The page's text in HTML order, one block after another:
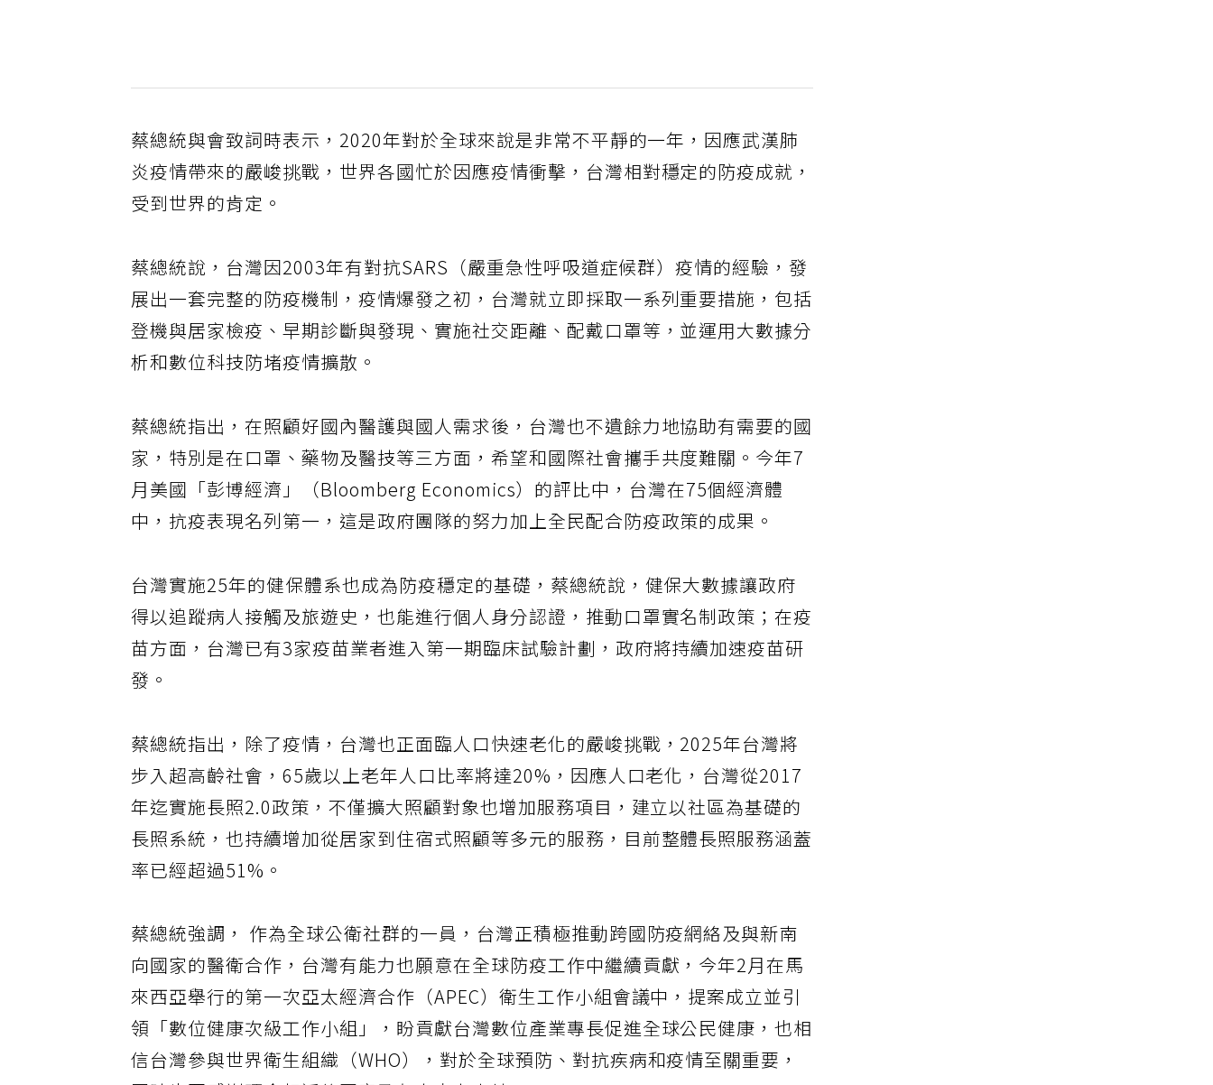
蔡總統與會致詞時表示，2020年對於全球來說是非常不平靜的一年，因應武漢肺
炎疫情帶來的嚴峻挑戰，世界各國忙於因應疫情衝擊，台灣相對穩定的防疫成就，
受到世界的肯定。
蔡總統說，台灣因2003年有對抗SARS（嚴重急性呼吸道症候群）疫情的經驗，發
展出一套完整的防疫機制，疫情爆發之初，台灣就立即採取一系列重要措施，包括
登機與居家檢疫、早期診斷與發現、實施社交距離、配戴口罩等，並運用大數據分
析和數位科技防堵疫情擴散。
蔡總統指出，在照顧好國內醫護與國人需求後，台灣也不遺餘力地協助有需要的國
家，特別是在口罩、藥物及醫技等三方面，希望和國際社會攜手共度難關。今年7
月美國「彭博經濟」（Bloomberg Economics）的評比中，台灣在75個經濟體
中，抗疫表現名列第一，這是政府團隊的努力加上全民配合防疫政策的成果。
台灣實施25年的健保體系也成為防疫穩定的基礎，蔡總統說，健保大數據讓政府
得以追蹤病人接觸及旅遊史，也能進行個人身分認證，推動口罩實名制政策；在疫
苗方面，台灣已有3家疫苗業者進入第一期臨床試驗計劃，政府將持續加速疫苗研
發。
蔡總統指出，除了疫情，台灣也正面臨人口快速老化的嚴峻挑戰，2025年台灣將
步入超高齡社會，65歲以上老年人口比率將達20%，因應人口老化，台灣從2017
年迄實施長照2.0政策，不僅擴大照顧對象也增加服務項目，建立以社區為基礎的
長照系統，也持續增加從居家到住宿式照顧等多元的服務，目前整體長照服務涵蓋
率已經超過51%。
蔡總統強調， 作為全球公衛社群的一員，台灣正積極推動跨國防疫網絡及與新南
向國家的醫衛合作，台灣有能力也願意在全球防疫工作中繼續貢獻，今年2月在馬
來西亞舉行的第一次亞太經濟合作（APEC）衛生工作小組會議中，提案成立並引
領「數位健康次級工作小組」，盼貢獻台灣數位產業專長促進全球公民健康，也相
信台灣參與世界衛生組織（WHO），對於全球預防、對抗疾病和疫情至關重要，